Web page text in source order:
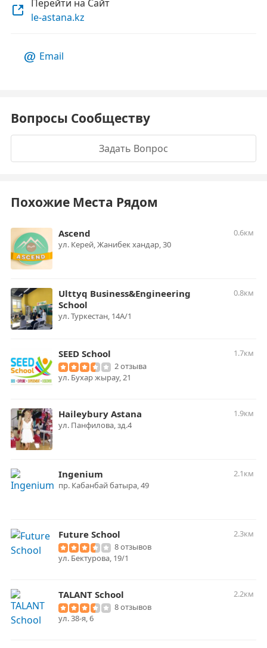
Перейти на Сайт
le-astana.kz
Email
Вопросы Сообществу
Задать Вопрос
Похожие Места Рядом
Ascend
0.6км
ул. ​Керей, Жанибек хандар, 30
Ulttyq Business&Engineering
School
0.8км
​ул. Туркестан, 14А/1
SEED School
1.7км
2 отзыва
​ул. Бухар жырау, 21
Haileybury Astana
1.9км
ул. Панфилова, зд.4
Ingenium
2.1км
пр. Кабанбай батыра, 49
Future School
2.3км
8 отзывов
ул. Бектурова, 19/1
TALANT School
2.2км
8 отзывов
ул. ​38-я, 6